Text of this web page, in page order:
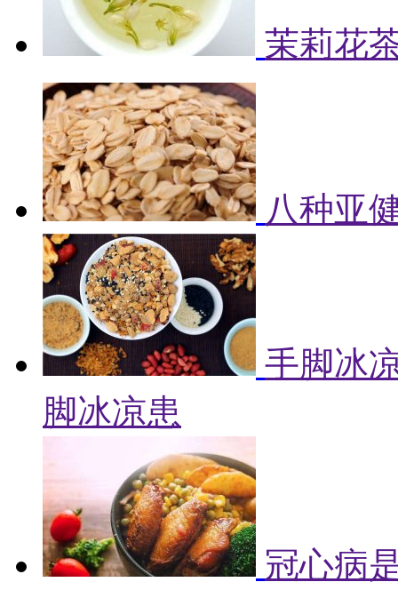
茉莉花
八种亚
手脚冰
脚冰凉患
冠心病